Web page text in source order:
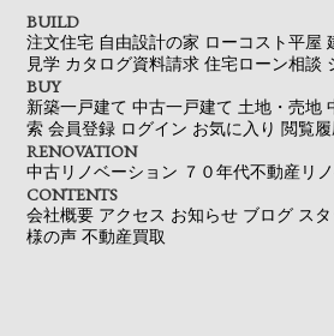
BUILD
注文住宅 自由設計の家 ローコスト平屋
見学 カタログ資料請求 住宅ローン相談
BUY
新築一戸建て 中古一戸建て 土地・売地
索 会員登録 ログイン お気に入り 閲覧
RENOVATION
中古リノベーション ７０年代不動産リ
CONTENTS
会社概要 アクセス お知らせ ブログ ス
様の声 不動産買取